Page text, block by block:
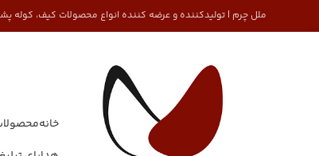
ملل چرم | تولیدکننده و عرضه کننده انواع محصولات کیف، کوله
خانه